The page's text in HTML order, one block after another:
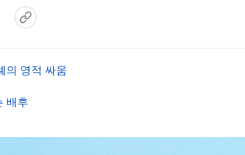
』(＜말씀ㆍ1권 하나님의 현현과 사역ㆍ베드
음이 밝아졌습니다. 가장 하나님께 대적하
는 일입니다. 하나님을 따르려면 믿음과
저를 때리고 욕하시며 핍박하셔서 조금 고
했고, 심지어 예배를 드리지 않을 생각까
공산당이 초래한 일입니다. 공산당은
의 영적 싸움
배후